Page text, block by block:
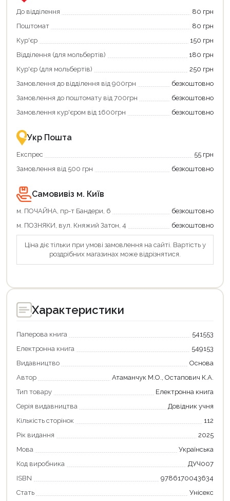
До відділення
80 грн
Поштомат
80 грн
Кур'єр
150 грн
Відділення (для мольбертів)
180 грн
Кур'єр (для мольбертів)
250 грн
Замовлення до відділення від 900грн
безкоштовно
Замовлення до поштомату від 700грн
безкоштовно
Замовлення кур'єром від 1600грн
безкоштовно
Укр Пошта
Експрес
55 грн
Замовлення від 500 грн
безкоштовно
Самовивіз м. Київ
м. ПОЧАЙНА, пр-т Бандери, 6
безкоштовно
м. ПОЗНЯКИ, вул. Княжий Затон, 4
безкоштовно
Ціна діє тільки при умові замовлення на сайті. Вартість у
роздрібних магазинах може відрізнятися.
Характеристики
Паперова книга
541553
Електронна книга
549153
Видавництво
Основа
Автор
Атаманчук М.О., Остапович К.А.
Тип товару
Електронна книга
Серія видавництва
Довідник учня
Кількість сторінок
112
Рік видання
2025
Мова
Українська
Код виробника
ДУЧ007
ISBN
9786170043634
Стать
Унісекс